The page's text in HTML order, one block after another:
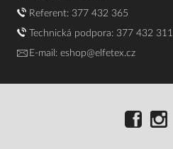
Referent: 377 432 365
Technická podpora: 377 432 311
E-mail: eshop@elfetex.cz